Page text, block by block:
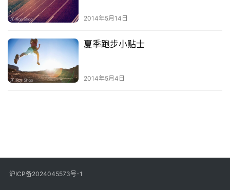
用
精
选
运
2014年5月14日
夏季跑步小贴士
2014年5月4日
沪ICP备2024045573号-1